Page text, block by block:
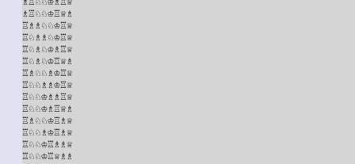
♗♖♘♘♔♖♕♗
♖♗♗♘♘♔♖♕
♖♘♗♗♘♔♖♕
♖♘♗♘♔♗♖♕
♖♘♗♘♔♖♕♗
♖♗♘♘♗♔♖♕
♖♘♘♗♗♔♖♕
♖♘♘♔♗♗♖♕
♖♘♘♔♗♖♕♗
♖♗♘♘♔♖♗♕
♖♘♘♗♔♖♗♕
♖♘♘♔♖♗♗♕
♖♘♘♔♖♕♗♗